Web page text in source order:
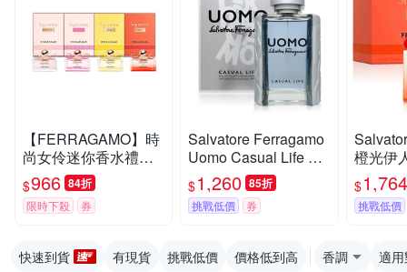
【FERRAGAMO】時
尚女伶迷你香水禮盒
(4入*5ml)
$966 84折
限時下殺 券
Salvatore Ferragamo
Uomo Casual Life 峰
逸男性淡香水 EDT 10
0ml (平行輸入)
$1,260 85折
挑戰低價 券
橙光伊
00ml-
$1,764
挑戰低價
快速到貨 有現貨 挑戰低價 價格低到高 香調 適